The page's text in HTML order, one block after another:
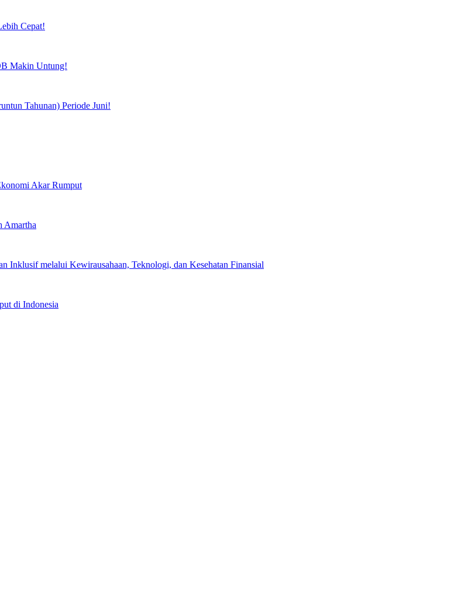
Cepat!
Makin Untung!
Tahunan) Periode Juni!
Akar Rumput
Amartha
Inklusif melalui Kewirausahaan, Teknologi, dan Kesehatan Finansial
di Indonesia